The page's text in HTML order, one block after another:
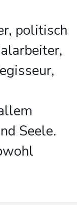
politisch
Seele.